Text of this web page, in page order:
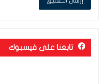
تابعنا على فيسبوك